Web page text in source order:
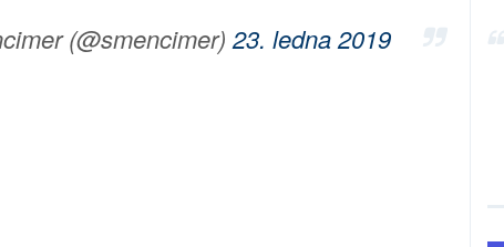
(@smencimer) 23. ledna 2019